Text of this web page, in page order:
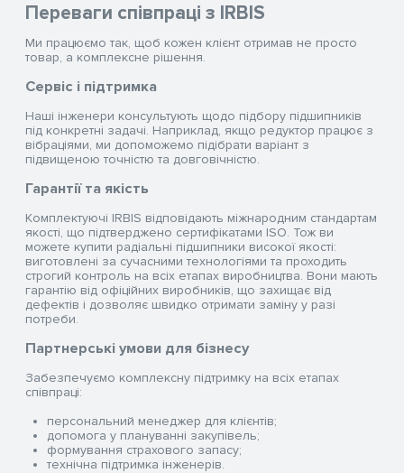
Переваги співпраці з IRBIS
Ми працюємо так, щоб кожен клієнт отримав не просто
товар, а комплексне рішення.
Сервіс і підтримка
Наші інженери консультують щодо підбору підшипників
під конкретні задачі. Наприклад, якщо редуктор працює з
вібраціями, ми допоможемо підібрати варіант з
підвищеною точністю та довговічністю.
Гарантії та якість
Комплектуючі IRBIS відповідають міжнародним стандартам
якості, що підтверджено сертифікатами ISO. Тож ви
можете купити радіальні підшипники високої якості:
виготовлені за сучасними технологіями та проходить
строгий контроль на всіх етапах виробництва. Вони мають
гарантію від офіційних виробників, що захищає від
дефектів і дозволяє швидко отримати заміну у разі
потреби.
Партнерські умови для бізнесу
Забезпечуємо комплексну підтримку на всіх етапах
співпраці:
персональний менеджер для клієнтів;
допомога у плануванні закупівель;
формування страхового запасу;
технічна підтримка інженерів.